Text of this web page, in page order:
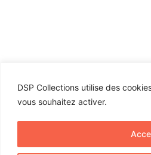
DSP Collections utilise des
vous souhaitez activer.